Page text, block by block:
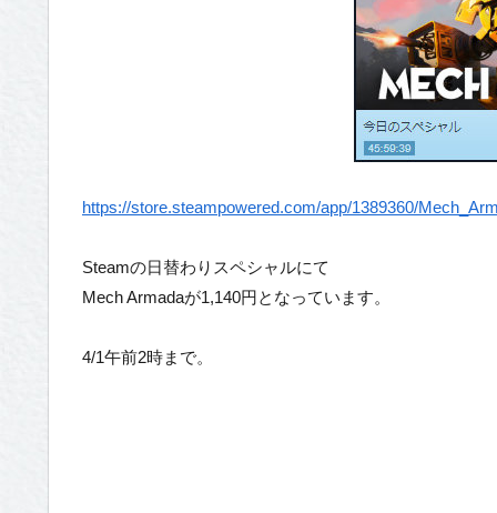
https://store.steampowered.com/app/1389360/
Steamの日替わりスペシャルにて
Mech Armadaが1,140円となっています。
4/1午前2時まで。